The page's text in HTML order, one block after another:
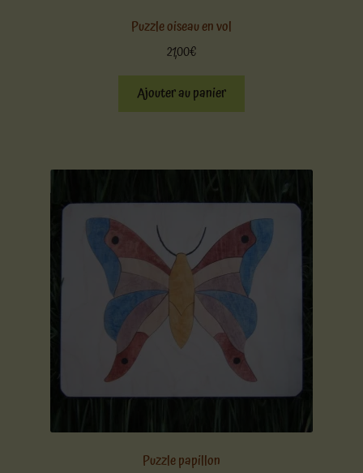
Puzzle oiseau en vol
21,00€
Ajouter au panier
Puzzle papillon